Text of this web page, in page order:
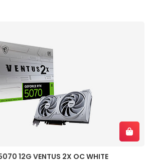
12G VENTUS 2X OC WHITE